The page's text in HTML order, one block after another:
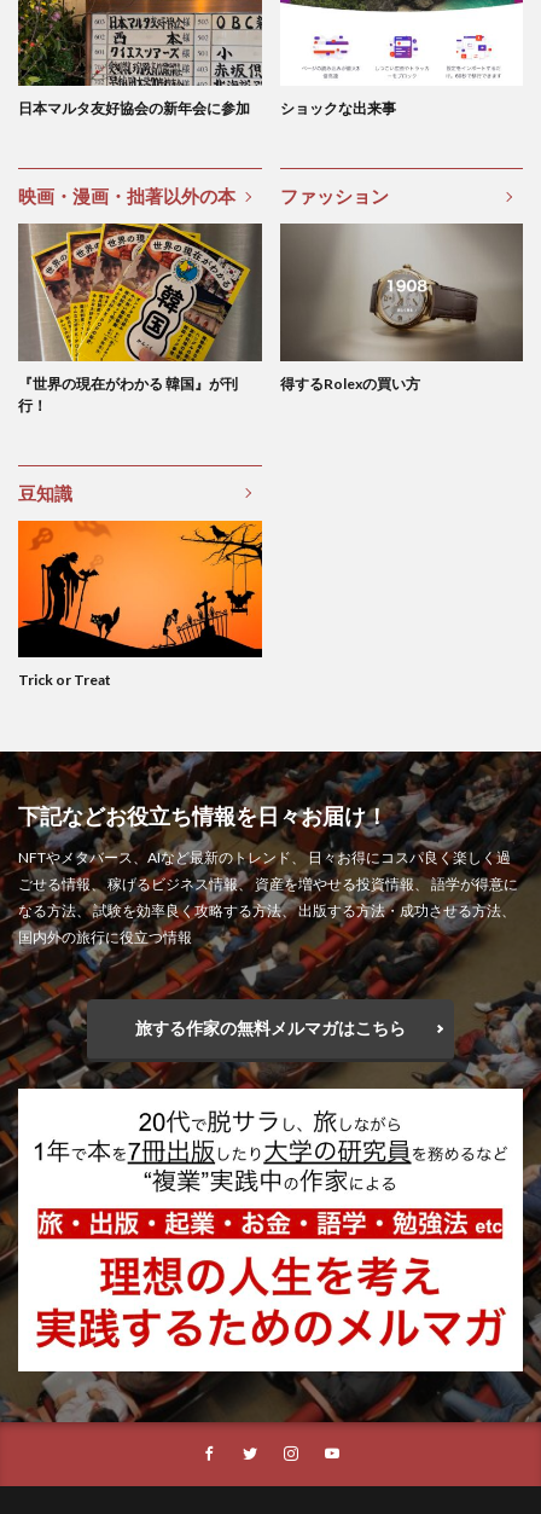
日本マルタ友好協会の新年会に参加 ショックな出来事
映画・漫画・拙著以外の本
『世界の現在がわかる 韓国』が刊
行！
ファッション
得するRolexの買い方
豆知識
Trick or Treat
下記などお役立ち情報を日々お届け！
NFTやメタバース、AIなど最新のトレンド、 日々お得にコスパ良く楽しく過
ごせる情報、 稼げるビジネス情報、 資産を増やせる投資情報、 語学が得意に
なる方法、 試験を効率良く攻略する方法、 出版する方法・成功させる方法、
国内外の旅行に役立つ情報
旅する作家の無料メルマガはこちら